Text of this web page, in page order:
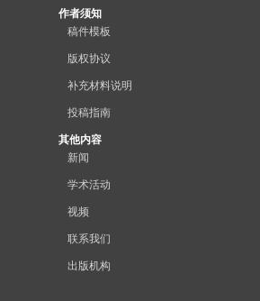
作者须知
稿件模板
版权协议
补充材料说明
投稿指南
其他内容
新闻
学术活动
视频
联系我们
出版机构